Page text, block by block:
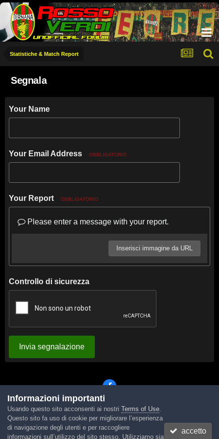
Statistiche & Match Report
Segnala
Your Name
Your Email Address OBBLIGATORIO
Your Report OBBLIGATORIO
Please enter a message with your report.
Inserisci immagine da URL
Controllo di sicurezza
Invia segnalazione
Lingua Tema Contattaci Cookies
Powered by Invision Community
Informazioni importanti
Usando questo sito acconsenti ai nostri Terms of Use.
Questo sito fa uso di cookie per migliorare l’esperienza
di navigazione degli utenti e per raccogliere
informazioni sull’utilizzo del sito stesso. Utilizziamo sia
accetto